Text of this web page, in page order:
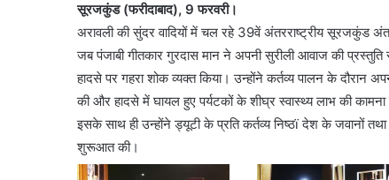
सूरजकुंड (फरीदाबाद), 9 फरवरी।
अरावली की सुंदर वादियों में चल रहे 39वें अंतरराष्ट्रीय सूरजकुंड
जब पंजाबी गीतकार गुरदास मान ने अपनी सुरीली आवाज की
हादसे पर गहरा शोक व्यक्त किया। उन्होंने कर्तव्य पालन के दौरान
की और हादसे में घायल हुए पर्यटकों के शीघ्र स्वास्थ्य लाभ की
इसके साथ ही उन्होंने ड्यूटी के प्रति कर्तव्य निष्ठï देश के जवानों
शुरूआत की।